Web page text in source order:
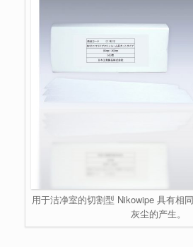
用于洁净室的切割型 Nikowipe 具有相
灰尘的产生。